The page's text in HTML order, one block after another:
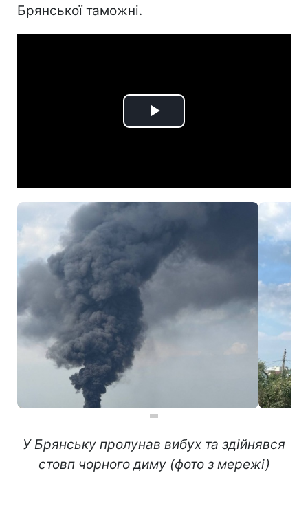
Брянської таможні.
Play
У Брянську пролунав вибух та здійнявся
стовп чорного диму (фото з мережі)